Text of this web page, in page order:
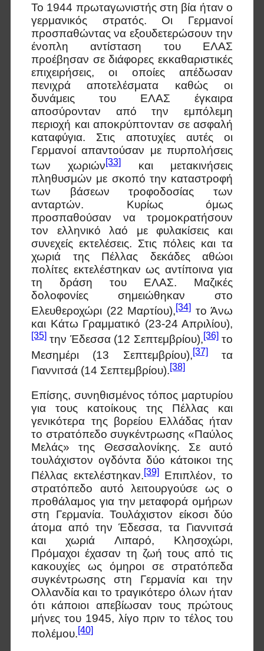
Το 1944 πρωταγωνιστής στη βία ήταν ο
γερμανικός στρατός. Οι Γερμανοί
προσπαθώντας να εξουδετερώσουν την
ένοπλη αντίσταση του ΕΛΑΣ
προέβησαν σε διάφορες εκκαθαριστικές
επιχειρήσεις, οι οποίες απέδωσαν
πενιχρά αποτελέσματα καθώς οι
δυνάμεις του ΕΛΑΣ έγκαιρα
αποσύρονταν από την εμπόλεμη
περιοχή και αποκρύπτονταν σε ασφαλή
καταφύγια. Στις αποτυχίες αυτές οι
Γερμανοί απαντούσαν με πυρπολήσεις
των χωριών[33]
και μετακινήσεις
πληθυσμών με σκοπό την καταστροφή
των βάσεων τροφοδοσίας των
ανταρτών. Κυρίως όμως
προσπαθούσαν να τρομοκρατήσουν
τον ελληνικό λαό με φυλακίσεις και
συνεχείς εκτελέσεις. Στις πόλεις και τα
χωριά της Πέλλας δεκάδες αθώοι
πολίτες εκτελέστηκαν ως αντίποινα για
τη δράση του ΕΛΑΣ. Μαζικές
δολοφονίες σημειώθηκαν στο
Ελευθεροχώρι (22 Μαρτίου),[34] το Άνω
και Κάτω Γραμματικό (23-24 Απριλίου),
[35] την Έδεσσα (12 Σεπτεμβρίου), [36] το
Μεσημέρι (13 Σεπτεμβρίου),[37]τα
Γιαννιτσά (14 Σεπτεμβρίου).[38]
Επίσης, συνηθισμένος τόπος μαρτυρίου
για τους κατοίκους της Πέλλας και
γενικότερα της βορείου Ελλάδας ήταν
το στρατόπεδο συγκέντρωσης «Παύλος
Μελάς» της Θεσσαλονίκης. Σε αυτό
τουλάχιστον ογδόντα δύο κάτοικοι της
Πέλλας εκτελέστηκαν.[39]Επιπλέον, το
στρατόπεδο αυτό λειτουργούσε ως ο
προθάλαμος για την μεταφορά ομήρων
στη Γερμανία. Τουλάχιστον είκοσι δύο
άτομα από την Έδεσσα, τα Γιαννιτσά
και χωριά Λιπαρό, Κλησοχώρι,
Πρόμαχοι έχασαν τη ζωή τους από τις
κακουχίες ως όμηροι σε στρατόπεδα
συγκέντρωσης στη Γερμανία και την
Ολλανδία και το τραγικότερο όλων ήταν
ότι κάποιοι απεβίωσαν τους πρώτους
μήνες του 1945, λίγο πριν το τέλος του
πολέμου.[40]